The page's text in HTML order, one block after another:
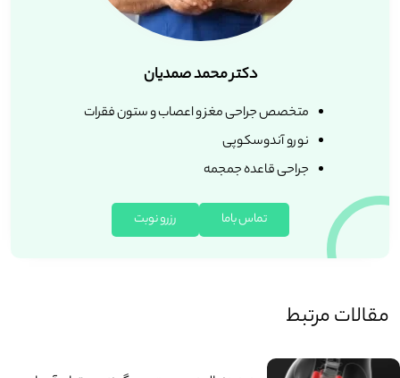
دکتر محمد صمدیان
متخصص جراحی مغز و اعصاب و ستون فقرات
نورو آندوسکوپی
جراحی قاعده جمجمه
تماس باما رزرو نوبت
مقالات مرتبط